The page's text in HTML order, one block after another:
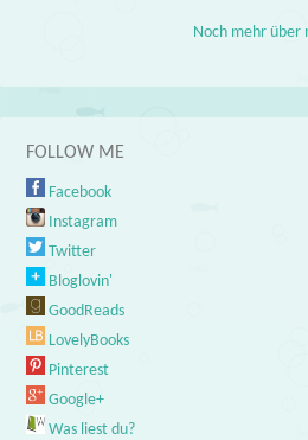
Noch mehr über
FOLLOW ME
Facebook
Instagram
Twitter
Bloglovin'
GoodReads
LovelyBooks
Pinterest
Google+
Was liest du?